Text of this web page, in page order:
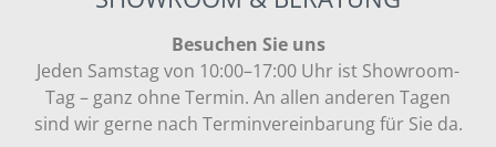
Besuchen Sie uns
Jeden Samstag von 10:00–17:00 Uhr ist Showroom-
Tag – ganz ohne Termin. An allen anderen Tagen
sind wir gerne nach Terminvereinbarung für Sie da.